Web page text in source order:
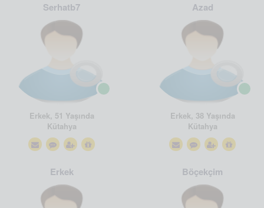
Serhatb7
Erkek, 51 Yaşında
Kütahya
Azad
Erkek, 38 Yaşında
Kütahya
Erkek Böçekçim